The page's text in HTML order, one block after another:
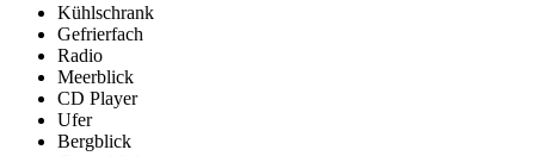
Kühlschrank
Gefrierfach
Radio
Meerblick
CD Player
Ufer
Bergblick